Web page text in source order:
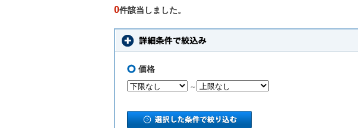
0件該当しました。
価格
～